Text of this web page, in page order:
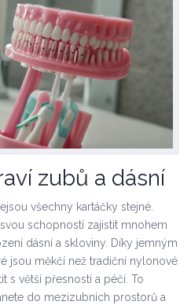
zubů a dásní
všechny kartáčky stejné.
schopností zajistit mnohem
dásní a skloviny. Díky jemným
jsou měkčí než tradiční nylonové
s větší přesností a péčí. To
do mezizubních prostorů a